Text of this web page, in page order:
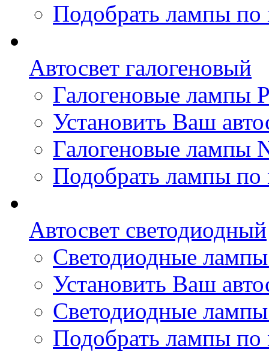
Подобрать лампы по
Автосвет галогеновый
Галогеновые лампы
Установить Ваш
Галогеновые лампы
Подобрать лампы по
Автосвет светодиодный
Светодиодные
Установить Ваш
Светодиодные
Подобрать лампы по